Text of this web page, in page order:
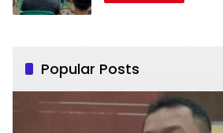
Popular Posts